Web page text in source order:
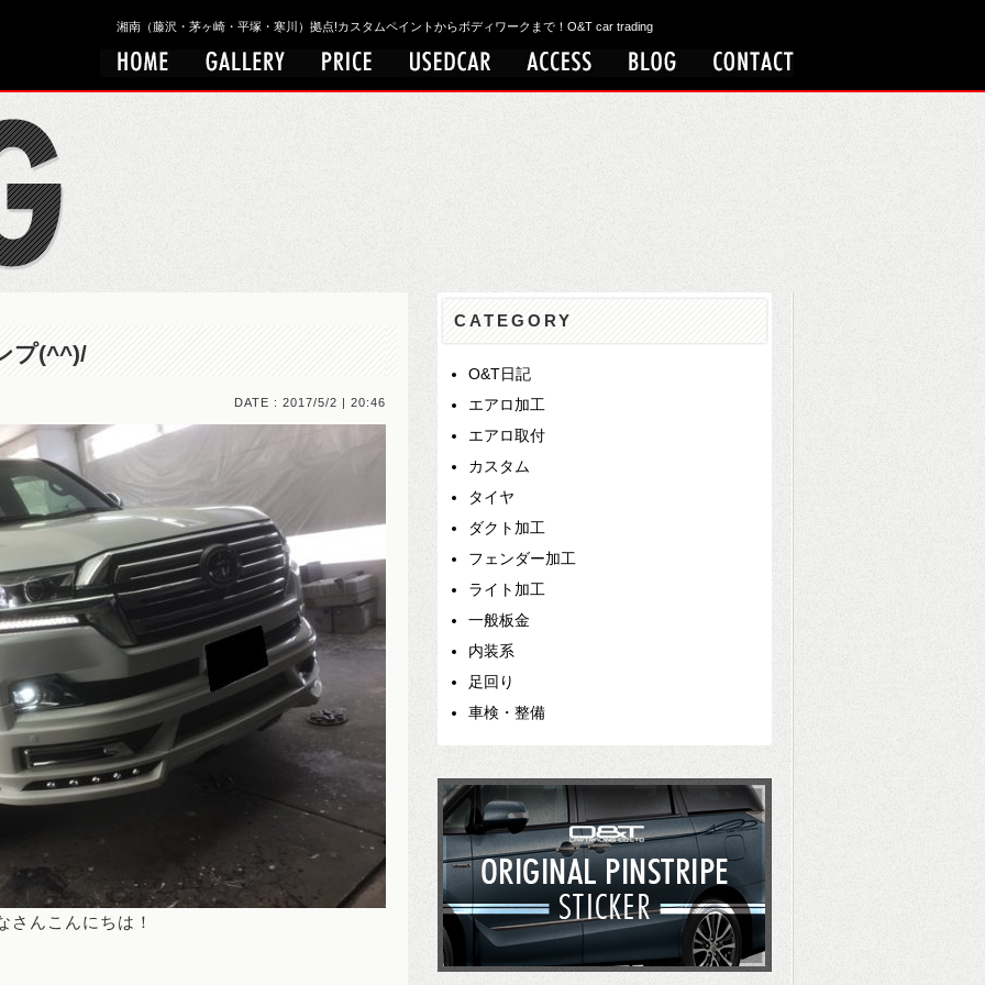
湘南（藤沢・茅ヶ崎・平塚・寒川）拠点!カスタムペイントからボディワークまで！O&T car trading
プ(^^)/
DATE : 2017/5/2 | 20:46
さんこんにちは！
CATEGORY
O&T日記
エアロ加工
エアロ取付
カスタム
タイヤ
ダクト加工
フェンダー加工
ライト加工
一般板金
内装系
足回り
車検・整備